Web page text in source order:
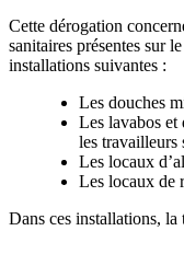
Cette dérogation
sanitaires présentes sur
installations suivantes :
Les douches
Les lavabos et
les travailleurs
Les locaux
Les locaux de
Dans ces installations, la